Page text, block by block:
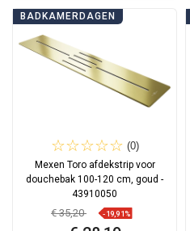
In winkelwagen
Vergelijk
BADKAMERDAGEN
(0)
Mexen Toro afdekstrip voor
douchebak 100-120 cm, goud -
43910050
€ 35,20 -19,91%